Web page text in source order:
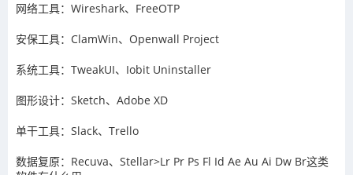
网络工具：Wireshark、FreeOTP
安保工具：ClamWin、Openwall Project
系统工具：TweakUI、Iobit Uninstaller
图形设计：Sketch、Adobe XD
单干工具：Slack、Trello
数据复原：Recuva、Stellar>Lr Pr Ps Fl Id Ae Au Ai Dw Br这类